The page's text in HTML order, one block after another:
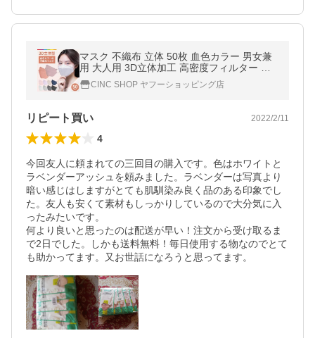
マスク 不織布 立体 50枚 血色カラー 男女兼
用 大人用 3D立体加工 高密度フィルター 韓
国マスク
CINC SHOP ヤフーショッピング店
リピート買い 2022/2/11
4
今回友人に頼まれての三回目の購入です。色はホワイトと
ラベンダーアッシュを頼みました。ラベンダーは写真より
暗い感じはしますがとても肌馴染み良く品のある印象でし
た。友人も安くて素材もしっかりしているので大分気に入
ったみたいです。
何より良いと思ったのは配送が早い！注文から受け取るま
で2日でした。しかも送料無料！毎日使用する物なのでとて
も助かってます。又お世話になろうと思ってます。